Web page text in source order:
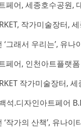
페어, 세종호수공원,
작가미술장터,
그래서 우리는’, 유나
페어, 인천아트플랫
작가미술장터,
석.디자인아트페어
작가의 산책’, 유나이